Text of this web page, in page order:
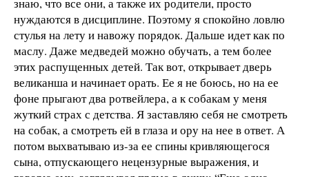
нуждаются в дисциплине. Поэтому я спокойно ловлю
стулья на лету и навожу порядок. Дальше идет как по
маслу. Даже медведей можно обучать, а тем более
этих распущенных детей. Так вот, открывает дверь
великанша и начинает орать. Ее я не боюсь, но на ее
фоне прыгают два ротвейлера, а к собакам у меня
жуткий страх с детства. Я заставляю себя не смотреть
на собак, а смотреть ей в глаза и ору на нее в ответ. А
потом выхватываю из-за ее спины кривляющегося
сына, отпускающего нецензурные выражения, и